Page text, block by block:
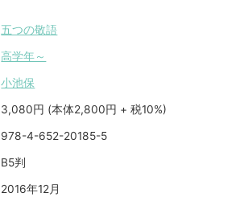
五つの敬語
高学年～
小池保
3,080円 (本体2,800円 + 税10%)
978-4-652-20185-5
B5判
2016年12月